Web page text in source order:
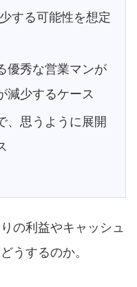
する可能性を想定
優秀な営業マンが
減少するケース
、思うように展開
の利益やキャッシュ
うするのか。